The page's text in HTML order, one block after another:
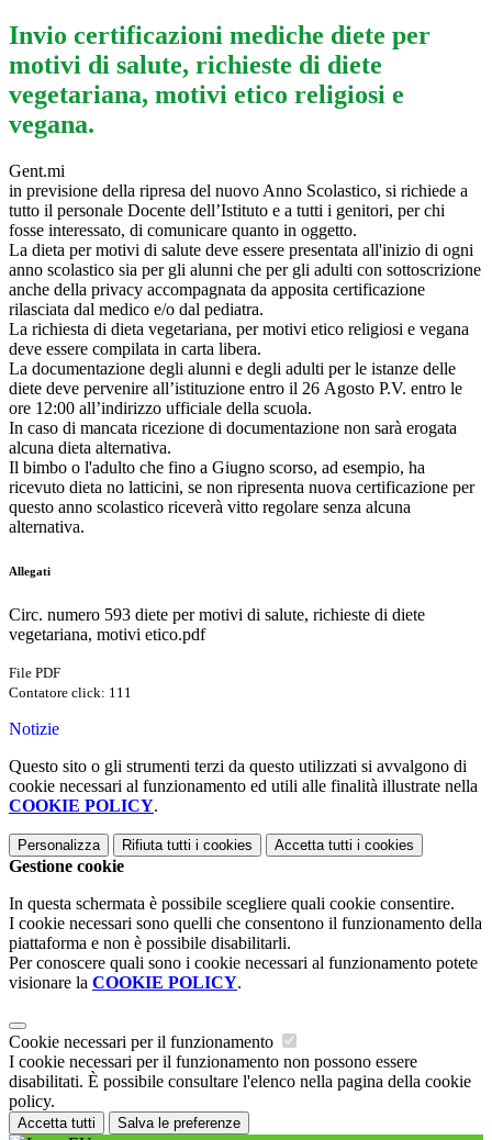
Invio certificazioni mediche diete per
motivi di salute, richieste di diete
vegetariana, motivi etico religiosi e
vegana.
Gent.mi
in previsione della ripresa del nuovo Anno Scolastico, si richiede a
tutto il personale Docente dell’Istituto e a tutti i genitori, per chi
fosse interessato, di comunicare quanto in oggetto.
La dieta per motivi di salute deve essere presentata all'inizio di ogni
anno scolastico sia per gli alunni che per gli adulti con sottoscrizione
anche della privacy accompagnata da apposita certificazione
rilasciata dal medico e/o dal pediatra.
La richiesta di dieta vegetariana, per motivi etico religiosi e vegana
deve essere compilata in carta libera.
La documentazione degli alunni e degli adulti per le istanze delle
diete deve pervenire all’istituzione entro il 26 Agosto P.V. entro le
ore 12:00 all’indirizzo ufficiale della scuola.
In caso di mancata ricezione di documentazione non sarà erogata
alcuna dieta alternativa.
Il bimbo o l'adulto che fino a Giugno scorso, ad esempio, ha
ricevuto dieta no latticini, se non ripresenta nuova certificazione per
questo anno scolastico riceverà vitto regolare senza alcuna
alternativa.
Allegati
Circ. numero 593 diete per motivi di salute, richieste di diete
vegetariana, motivi etico.pdf
File PDF
Contatore click: 111
Notizie
Questo sito o gli strumenti terzi da questo utilizzati si avvalgono di
cookie necessari al funzionamento ed utili alle finalità illustrate nella
COOKIE POLICY.
Personalizza Rifiuta tutti i cookies Accetta tutti i cookies
Gestione cookie
In questa schermata è possibile scegliere quali cookie consentire.
I cookie necessari sono quelli che consentono il funzionamento della
piattaforma e non è possibile disabilitarli.
Per conoscere quali sono i cookie necessari al funzionamento potete
visionare la COOKIE POLICY.
Cookie necessari per il funzionamento
I cookie necessari per il funzionamento non possono essere
disabilitati. È possibile consultare l'elenco nella pagina della cookie
policy.
Accetta tutti Salva le preferenze